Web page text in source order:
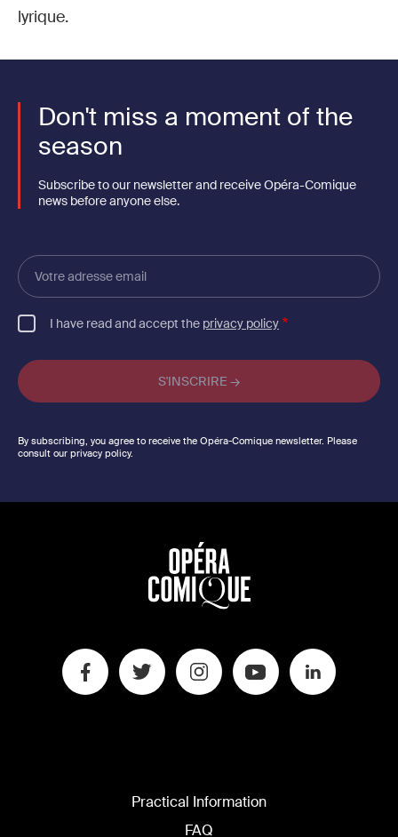
lyrique.
Don't miss a moment of the
season
Subscribe to our newsletter and receive Opéra-Comique
news before anyone else.
Votre
adresse
email
I have read and accept the privacy policy
By subscribing, you agree to receive the Opéra-Comique newsletter. Please
consult our privacy policy.
Practical Information
FAQ